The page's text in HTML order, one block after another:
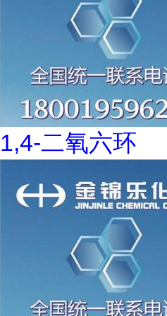
1,4-二氧六环